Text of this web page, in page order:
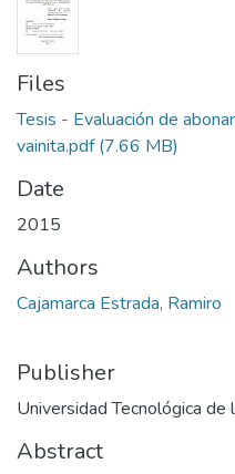
Files
Tesis - Evaluación de
vainita.pdf(7.66 MB)
Date
2015
Authors
Cajamarca Estrada, Ramiro
Publisher
Universidad Tecnológica de
Abstract